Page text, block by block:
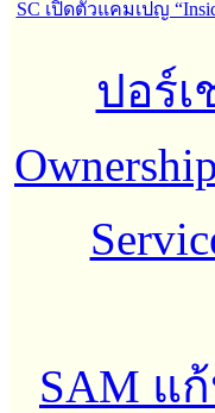
SC เปิดตัวแคมเปญ
ปอร์เ
SAM แ